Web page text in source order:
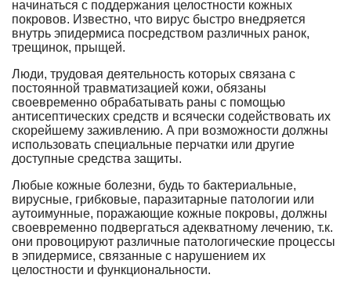
начинаться с поддержания целостности кожных
покровов. Известно, что вирус быстро внедряется
внутрь эпидермиса посредством различных ранок,
трещинок, прыщей.
Люди, трудовая деятельность которых связана с
постоянной травматизацией кожи, обязаны
своевременно обрабатывать раны с помощью
антисептических средств и всячески содействовать их
скорейшему заживлению. А при возможности должны
использовать специальные перчатки или другие
доступные средства защиты.
Любые кожные болезни, будь то бактериальные,
вирусные, грибковые, паразитарные патологии или
аутоимунные, поражающие кожные покровы, должны
своевременно подвергаться адекватному лечению, т.к.
они провоцируют различные патологические процессы
в эпидермисе, связанные с нарушением их
целостности и функциональности.